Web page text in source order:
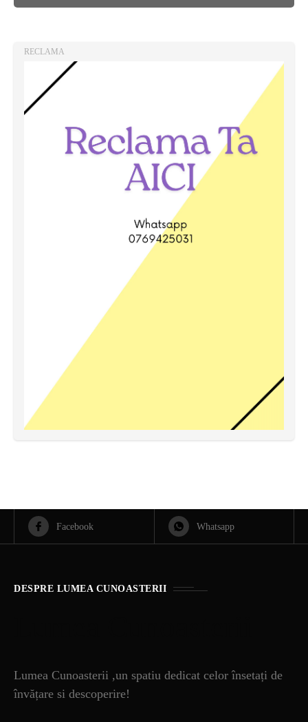
RECLAMA
Facebook Whatsapp
DESPRE LUMEA CUNOASTERII
Lumea Cunoasterii ,un spatiu dedicat celor însetați de
învățare si descoperire!